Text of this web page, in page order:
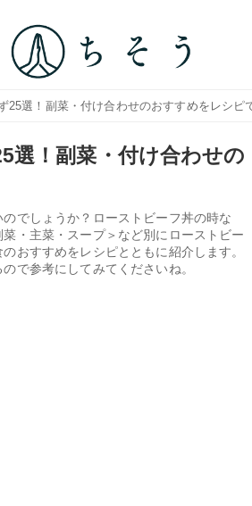
選！副菜・付け合わせのおすすめをレシピ
選！副菜・付け合わせの
でしょうか？ローストビーフ丼の時な
・主菜・スープ＞など別にローストビー
おすすめをレシピとともに紹介します。
で参考にしてみてくださいね。